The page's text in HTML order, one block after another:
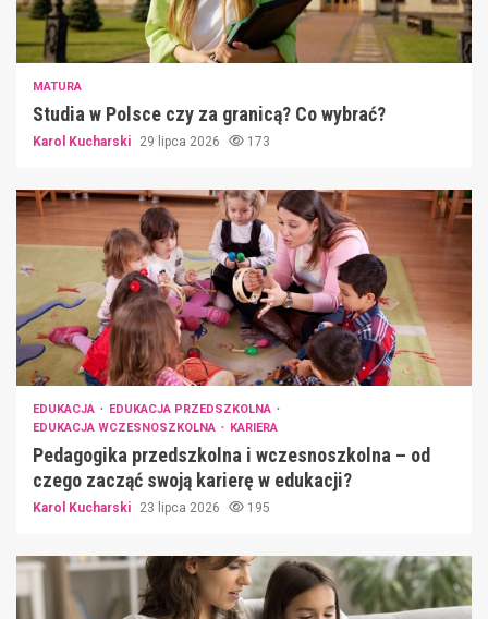
MATURA
Studia w Polsce czy za granicą? Co wybrać?
Karol Kucharski 29 lipca 2026 173
EDUKACJA
EDUKACJA PRZEDSZKOLNA
EDUKACJA WCZESNOSZKOLNA
KARIERA
Pedagogika przedszkolna i wczesnoszkolna – od
czego zacząć swoją karierę w edukacji?
Karol Kucharski 23 lipca 2026 195